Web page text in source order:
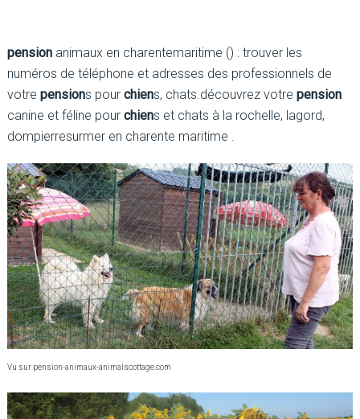
pensionanimaux en charentemaritime () : trouver les
numéros de téléphone et adresses des professionnels de
votre pensions pour chiens, chats.découvrez votre pension
canine et féline pour chiens et chats à la rochelle, lagord,
dompierresurmer en charente maritime .
Vu sur pension-animaux-animalscottage.com